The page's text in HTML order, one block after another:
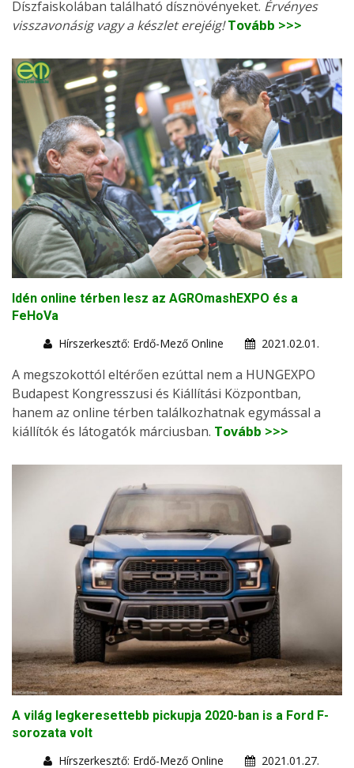
Díszfaiskolában található dísznövényeket. Érvényes
visszavonásig vagy a készlet erejéig! Tovább >>>
Idén online térben lesz az AGROmashEXPO és a
FeHoVa
Hírszerkesztő: Erdő-Mező Online
2021.02.01.
A megszokottól eltérően ezúttal nem a HUNGEXPO
Budapest Kongresszusi és Kiállítási Központban,
hanem az online térben találkozhatnak egymással a
kiállítók és látogatók márciusban. Tovább >>>
A világ legkeresettebb pickupja 2020-ban is a Ford F-
sorozata volt
Hírszerkesztő: Erdő-Mező Online
2021.01.27.